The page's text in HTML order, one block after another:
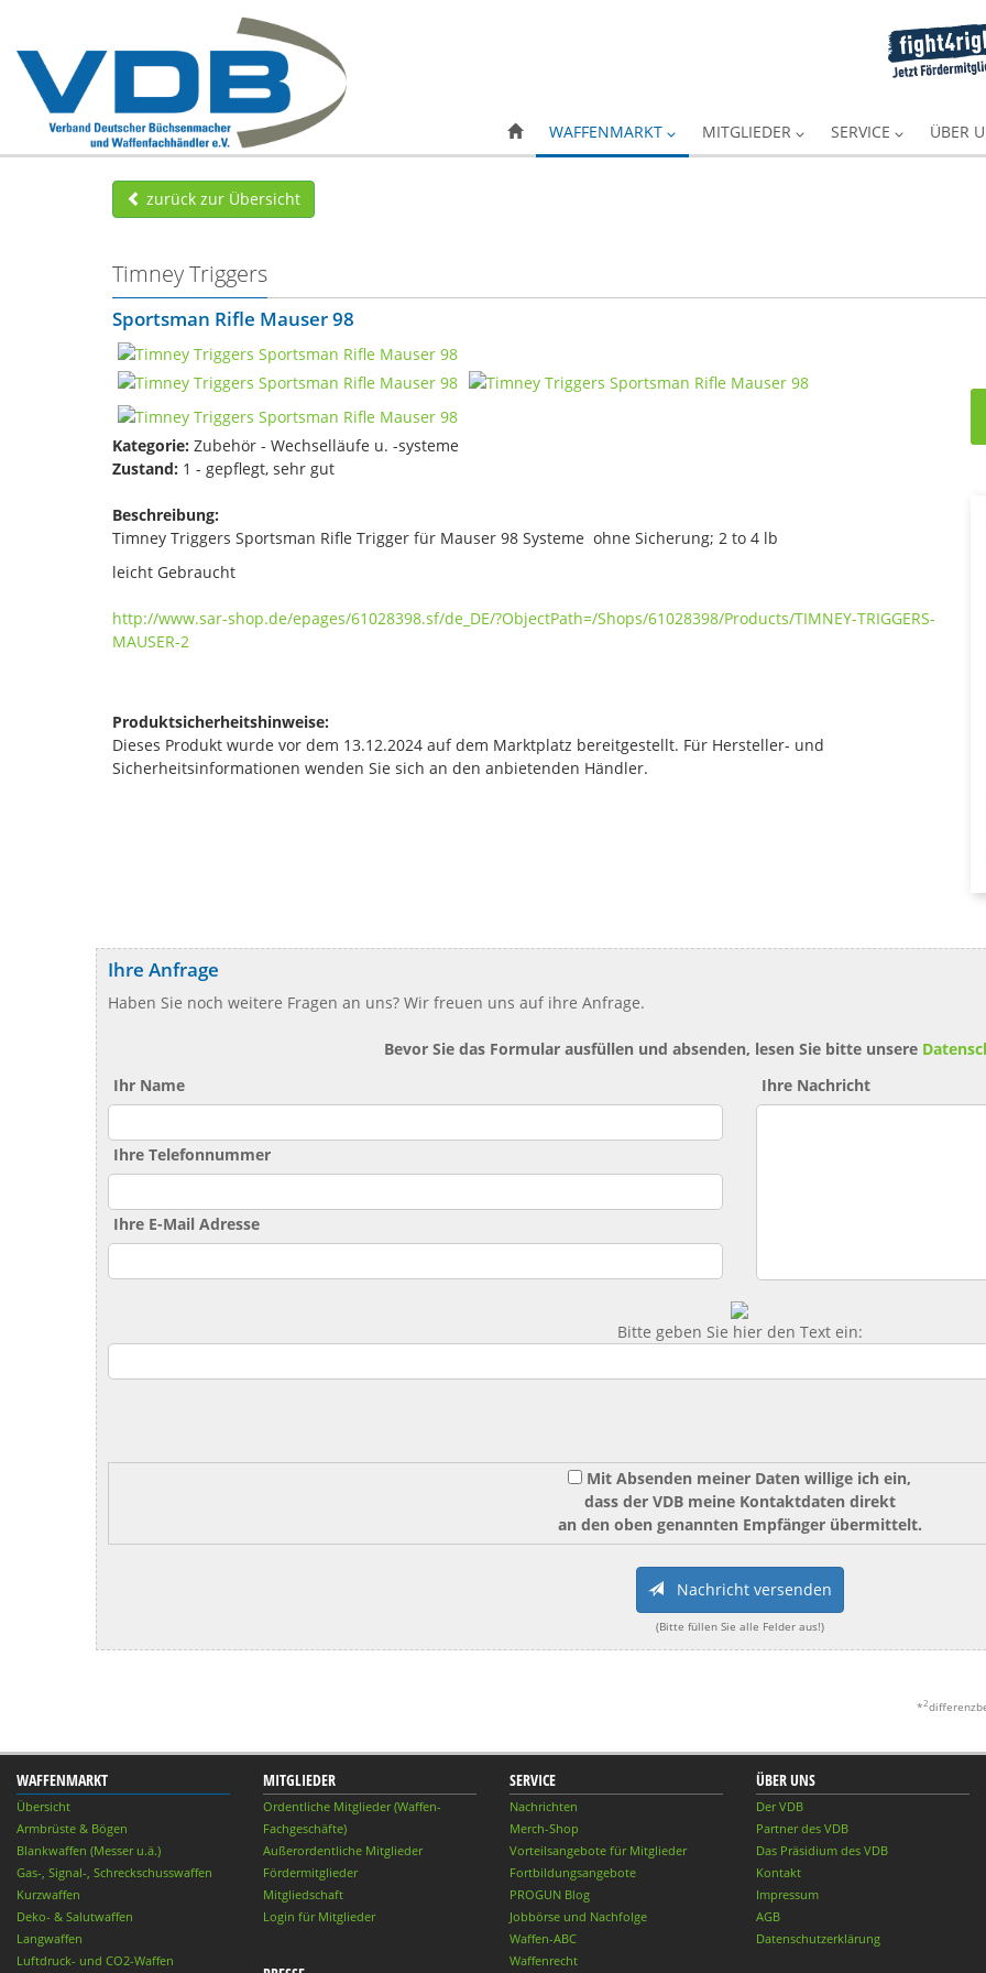
WAFFENMARKT MITGLIEDER SERVICE ÜBER
zurück zur Übersicht
Timney Triggers
Sportsman Rifle Mauser 98
Kategorie: Zubehör - Wechselläufe u. -systeme
Zustand: 1 - gepflegt, sehr gut
Beschreibung:
Timney Triggers Sportsman Rifle Trigger für Mauser 98 Systeme ohne Sicherung; 2 to 4 lb
leicht Gebraucht
http://www.sar-shop.de/epages/61028398.sf/de_DE/?ObjectPath=/Shops/61028398/Products/TIMNEY-TRIGGERS-
MAUSER-2
Produktsicherheitshinweise:
Dieses Produkt wurde vor dem 13.12.2024 auf dem Marktplatz bereitgestellt. Für Hersteller- und
Sicherheitsinformationen wenden Sie sich an den anbietenden Händler.
Ihre Anfrage
Haben Sie noch weitere Fragen an uns? Wir freuen uns auf ihre Anfrage.
Bevor Sie das Formular ausfüllen und absenden, lesen Sie bitte unsere
Ihr Name
Ihre Telefonnummer
Ihre E-Mail Adresse
Ihre Nachricht
Bitte geben Sie hier den Text ein:
Mit Absenden meiner Daten willige ich ein,
dass der VDB meine Kontaktdaten direkt
an den oben genannten Empfänger übermittelt.
Nachricht versenden
(Bitte füllen Sie alle Felder aus!)
*2
WAFFENMARKT
Übersicht
Armbrüste & Bögen
Blankwaffen (Messer u.ä.)
Gas-, Signal-, Schreckschusswaffen
Kurzwaffen
Deko- & Salutwaffen
Langwaffen
Luftdruck- und CO2-Waffen
MITGLIEDER
Ordentliche Mitglieder (Waffen-
Fachgeschäfte)
Außerordentliche Mitglieder
Fördermitglieder
Mitgliedschaft
Login für Mitglieder
SERVICE
Nachrichten
Merch-Shop
Vorteilsangebote für Mitglieder
Fortbildungsangebote
PROGUN Blog
Jobbörse und Nachfolge
Waffen-ABC
Waffenrecht
ÜBER UNS
Der VDB
Partner des VDB
Das Präsidium des VDB
Kontakt
Impressum
AGB
Datenschutzerklärung